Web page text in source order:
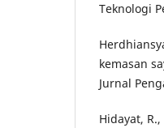
Teknologi
kemasan
Jurnal
Hidayat,